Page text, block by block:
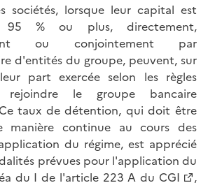
sociétés, lorsque leur capital est
% ou plus, directement,
ou conjointement par
d'entités du groupe, peuvent, sur
part exercée selon les règles
rejoindre le groupe bancaire
taux de détention, qui doit être
manière continue au cours des
du régime, est apprécié
prévues pour l'application du
du I de l'article 223 A du CGI
,